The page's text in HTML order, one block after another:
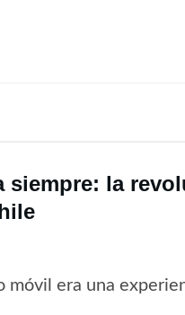
siempre: la
móvil era una